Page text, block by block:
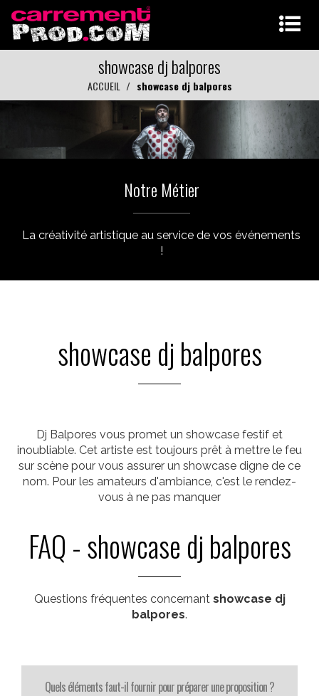
showcase dj balpores
ACCUEIL showcase dj balpores
Notre Métier
La créativité artistique au service de vos événements
!
showcase dj balpores
Dj Balpores vous promet un showcase festif et
inoubliable. Cet artiste est toujours prêt à mettre le feu
sur scène pour vous assurer un showcase digne de ce
nom. Pour les amateurs d'ambiance, c'est le rendez-
vous à ne pas manquer
FAQ - showcase dj balpores
Questions fréquentes concernant showcase dj
balpores.
Quels éléments faut-il fournir pour préparer une proposition ?